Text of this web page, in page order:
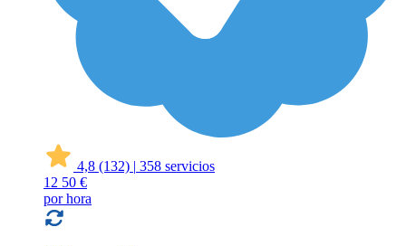
4,8 (132) | 358 servicios
12 50 €
por hora